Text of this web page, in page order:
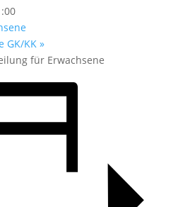
GK/KK »
für Erwachsene